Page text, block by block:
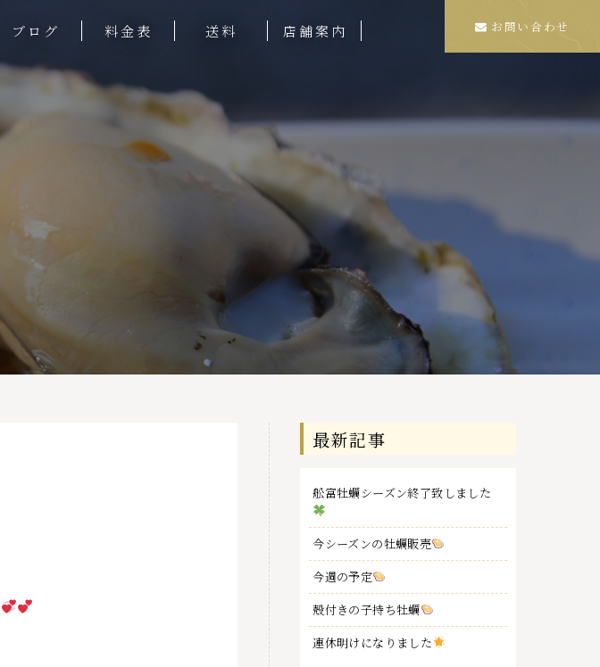
ブログ 料金表 送料 店舗案内 お問い合わせ
最新記事
舩富牡蠣シーズン終了致しました
今シーズンの牡蠣販売
今週の予定
殻付きの子持ち牡蠣
連休明けになりました